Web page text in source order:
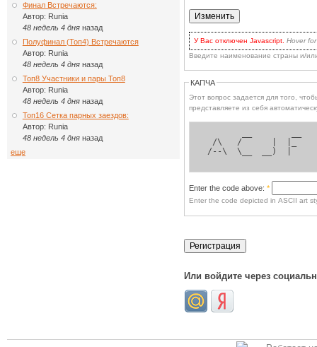
Финал Встречаются:
Автор: Runia
48 недель 4 дняназад
Полуфинал (Топ4) Встречаются
Автор: Runia
48 недель 4 дняназад
Топ8 Участники и пары Топ8
Автор: Runia
48 недель 4 дняназад
Топ16 Сетка парных заездов:
Автор: Runia
48 недель 4 дняназад
еще
У Вас отключен Javascript. Hover
для волнения: вы по-прежнему
есть два варианта:
наиболее продвинутых.
Кликать на кнопкеUpdate
dropbox you'd like to remove.
Введите наименование страны и/
КАПЧА
Этот вопрос задается для того, чтобы
представляете из себя
  /\   /      |  |_
/--\  \__  __)  |
Enter the code above: *
Enter the code depicted in ASCII art
Или войдите через